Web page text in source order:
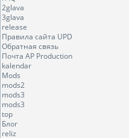
2glava
3glava
release
Правила сайта UPD
Обратная связь
Почта AP Production
kalendar
Mods
mods2
mods3
mods3
top
Блог
reliz